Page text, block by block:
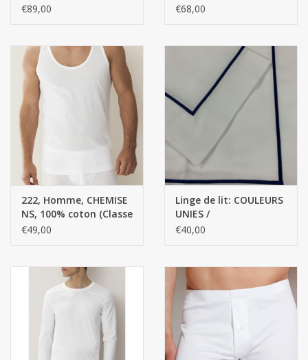
Laver à 30°
Ceci est PERSONNALISÉ / Les travaux personnalisés ne seront
pas retournés.
COTON, 10%
€89,00
DE MERCÉRISATION,
€68,00
222, Homme, CHEMISE
NS, 100% coton (Classe
affaires)
€49,00
Linge de lit: COULEURS
UNIES /
PERSONNALISÉES Satin
300 fils
€40,00